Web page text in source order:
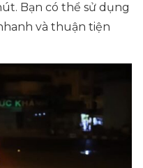
Bạn có thể sử dụng
và thuận tiện